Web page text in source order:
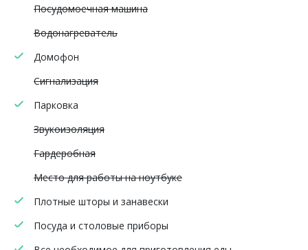
Посудомоечная машина
Водонагреватель
Домофон
Сигнализация
Парковка
Звукоизоляция
Гардеробная
Место для работы на ноутбуке
Плотные шторы и занавески
Посуда и столовые приборы